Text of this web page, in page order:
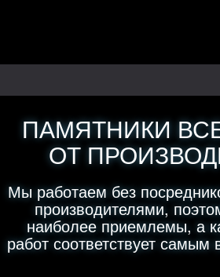
ПАМЯТНИКИ
ОТ
Мы работаем без
производителями,
наиболее приемлемы, а
работ соответствует